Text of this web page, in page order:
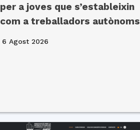
per a joves que s’estableixin
com a treballadors autònoms
6 Agost 2026